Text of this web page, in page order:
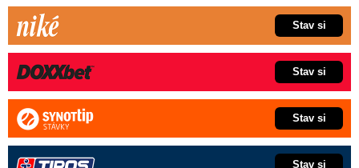
Stav si
Stav si
Stav si
Stav si